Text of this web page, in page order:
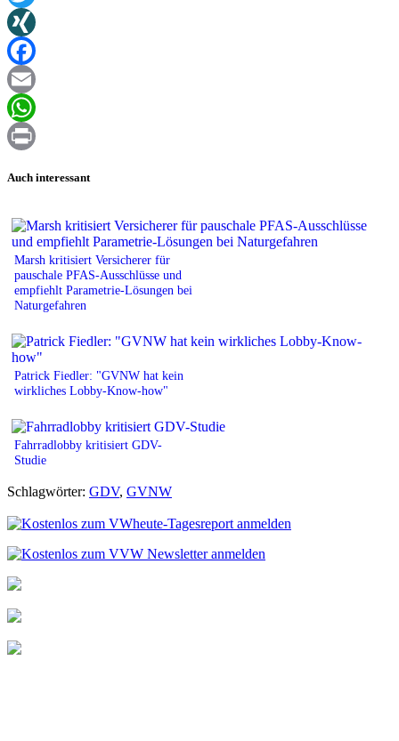
Twitter
XING
Facebook
Email
WhatsApp
Auch interessant
Marsh kritisiert Versicherer für
pauschale PFAS-Ausschlüsse und
empfiehlt Parametrie-Lösungen bei
Naturgefahren
Patrick Fiedler: "GVNW hat kein
wirkliches Lobby-Know-how"
Fahrradlobby kritisiert GDV-
Studie
Schlagwörter: GDV, GVNW